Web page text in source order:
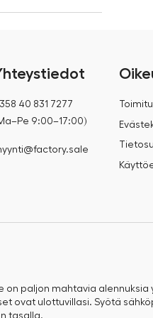
40 831 7277
9:00–17:00)
on paljon mahtavia alennuksia
ovat ulottuvillasi. Syötä
tasalla.